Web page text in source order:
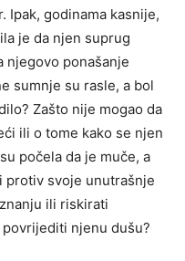
Ipak, godinama kasnije,
je da njen suprug
njegovo ponašanje
sumnje su rasle, a bol
Zašto nije mogao da
ili o tome kako se njen
počela da je muče, a
protiv svoje unutrašnje
ili riskirati
njenu dušu?